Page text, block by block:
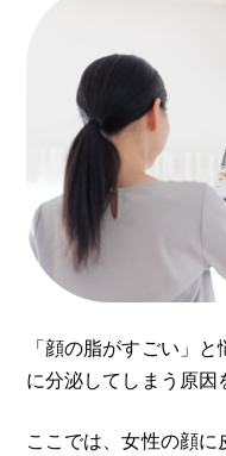
「顔の脂がすごい」
に分泌してしまう原因
ここでは、女性の顔